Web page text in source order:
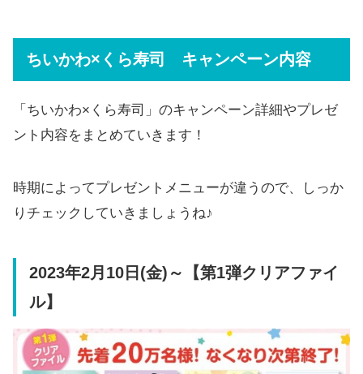
ちいかわ×くら寿司 キャンペーン内容
「ちいかわ×くら寿司」のキャンペーン詳細やプレゼ
ント内容をまとめていきます！
時期によってプレゼントメニューが違うので、しっか
りチェックしていきましょうね♪
2023年2月10日(金)～【第1弾クリアファイ
ル】